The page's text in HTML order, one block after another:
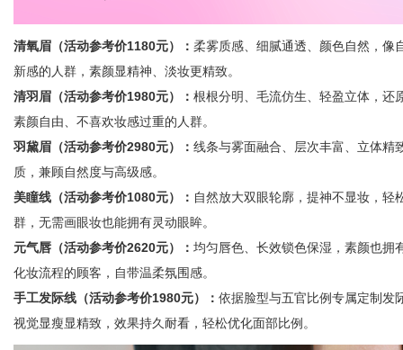
清氧眉（活动参考价1180元）： 柔雾质感、细腻通透、颜色自然，像
新感的人群，素颜显精神、淡妆更精致。
清羽眉（活动参考价1980元）： 根根分明、毛流仿生、轻盈立体，还
素颜自由、不喜欢妆感过重的人群。
羽黛眉（活动参考价2980元）： 线条与雾面融合、层次丰富、立体精
质，兼顾自然度与高级感。
美瞳线（活动参考价1080元）： 自然放大双眼轮廓，提神不显妆，
群，无需画眼妆也能拥有灵动眼眸。
元气唇（活动参考价2620元）： 均匀唇色、长效锁色保湿，素颜也拥
化妆流程的顾客，自带温柔氛围感。
手工发际线（活动参考价1980元）： 依据脸型与五官比例专属定制发
视觉显瘦显精致，效果持久耐看，轻松优化面部比例。